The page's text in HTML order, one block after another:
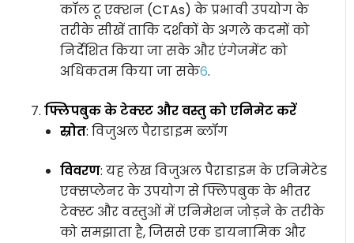
कॉल टू एक्शन (CTAs) के प्रभावी उपयोग के
तरीके सीखें ताकि दर्शकों के अगले कदमों को
निर्देशित किया जा सके और एंगेजमेंट को
अधिकतम किया जा सके6.
फ्लिपबुक के टेक्स्ट और वस्तु को एनिमेट करें
स्रोत: विजुअल पैराडाइम ब्लॉग
विवरण: यह लेख विजुअल पैराडाइम के एनिमेटेड
एक्सप्लेनर के उपयोग से फ्लिपबुक के भीतर
टेक्स्ट और वस्तुओं में एनिमेशन जोड़ने के तरीके
को समझाता है, जिससे एक डायनामिक और